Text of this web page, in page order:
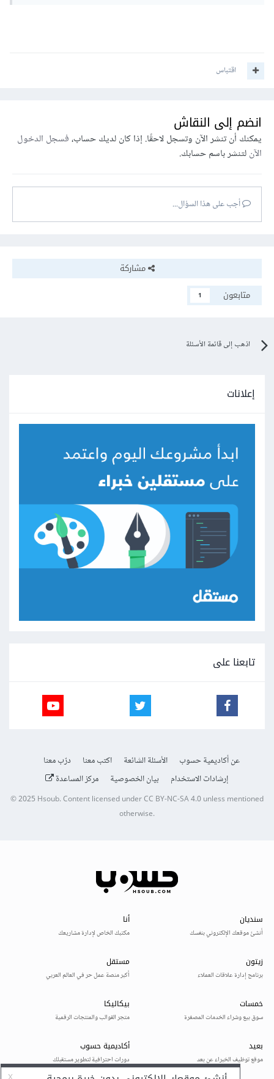
اقتباس
انضم إلى النقاش
يمكنك أن تنشر الآن وتسجل لاحقًا. إذا كان لديك حساب،فسجل الدخول
الآنلتنشر باسم حسابك.
أجب على هذا السؤال...
مشاركة
متابعون
1
اذهب إلى قائمة الأسئلة
إعلانات
تابعنا على
عن أكاديمية حسوب الأسئلة الشائعة اكتب معنا
درّب معنا
إرشادات الاستخدام
بيان الخصوصية مركز المساعدة
© 2025Hsoub.Content licensed underCC BY-NC-SA 4.0unless mentioned
otherwise.